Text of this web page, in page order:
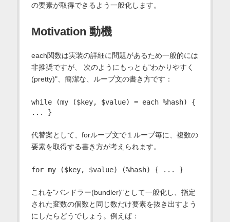
の要素が取得できるよう一般化します。
Motivation 動機
each関数は実装の詳細に問題があるため一般的には
非推奨ですが、 次のようにもっとも"わかりやすく
(pretty)"、簡潔な、ループ文の書き方です：
while (my ($key, $value) = each %hash) {
代替案として、forループ文で１ループ毎に、複数の
要素を取得する書き方が考えられます。
これを"バンドラー(bundler)"として一般化し、指定
された変数の個数と同じ数だけ要素を抜き出すよう
にしたらどうでしょう。例えば：